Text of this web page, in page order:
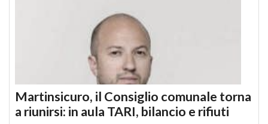
Martinsicuro, il Consiglio comunale torna
a riunirsi: in aula TARI, bilancio e rifiuti